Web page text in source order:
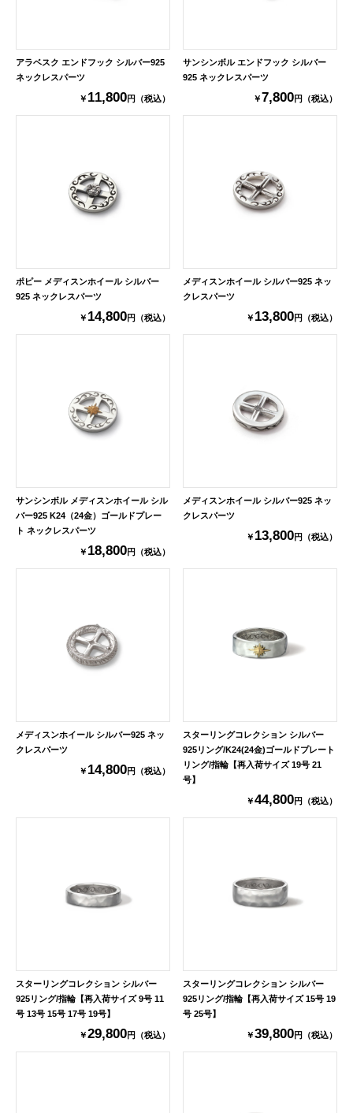
アラベスク エンドフック シルバー925
ネックレスパーツ
￥ 11,800円（税込）
サンシンボル エンドフック シルバー
925 ネックレスパーツ
￥7,800円（税込）
ポピー メディスンホイール シルバー
925 ネックレスパーツ
￥ 14,800円（税込）
メディスンホイール シルバー925 ネッ
クレスパーツ
￥ 13,800円（税込）
サンシンボル メディスンホイール シル
バー925 K24（24金）ゴールドプレー
ト ネックレスパーツ
￥ 18,800円（税込）
メディスンホイール シルバー925 ネッ
クレスパーツ
￥ 13,800円（税込）
メディスンホイール シルバー925 ネッ
クレスパーツ
￥ 14,800円（税込）
スターリングコレクション シルバー
925リング/K24(24金)ゴールドプレート
リング/指輪【再入荷サイズ 19号 21
号】
￥44,800円（税込）
スターリングコレクション シルバー
925リング/指輪【再入荷サイズ 9号 11
号 13号 15号 17号 19号】
￥29,800円（税込）
スターリングコレクション シルバー
925リング/指輪【再入荷サイズ 15号 19
号 25号】
￥39,800円（税込）